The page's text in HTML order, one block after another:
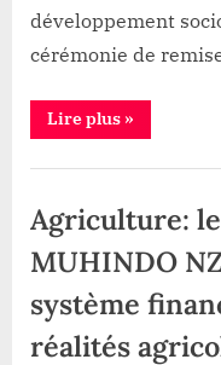
développement
cérémonie de
Lire plus“Logo-
Doka
Kibali
centre
de
formation
pour
des
jeunes”
»
Agriculture:
MUHINDO
système
réalités